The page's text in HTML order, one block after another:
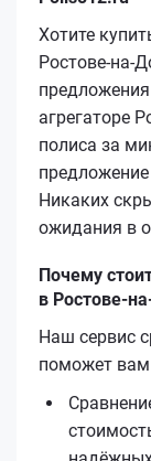
Хотите
Ростове-на-
агрегаторе
полиса за
Никаких
ожидания в
Почему
в Ростове-
Наш сервис
поможет вам